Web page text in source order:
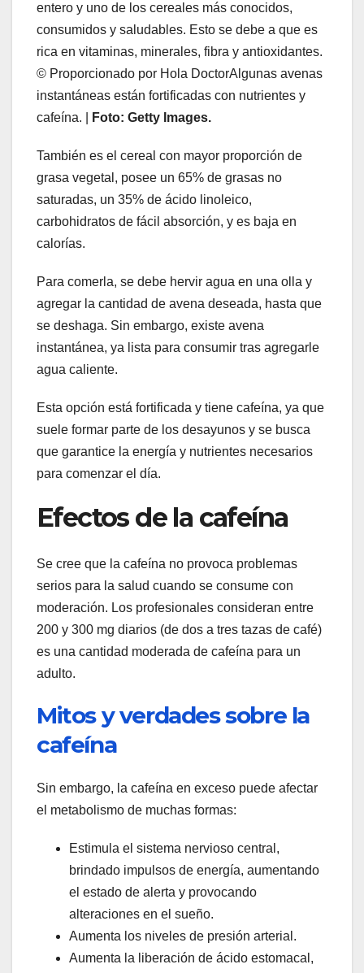
entero y uno de los cereales más conocidos,
consumidos y saludables. Esto se debe a que es
rica en vitaminas, minerales, fibra y antioxidantes.
© Proporcionado por Hola DoctorAlgunas avenas
instantáneas están fortificadas con nutrientes y
cafeína. |
Foto: Getty Images.
También es el cereal con mayor proporción de
grasa vegetal, posee un 65% de grasas no
saturadas, un 35% de ácido linoleico,
carbohidratos de fácil absorción, y es baja en
calorías.
Para comerla, se debe hervir agua en una olla y
agregar la cantidad de avena deseada, hasta que
se deshaga. Sin embargo, existe avena
instantánea, ya lista para consumir tras agregarle
agua caliente.
Esta opción está fortificada y tiene cafeína, ya que
suele formar parte de los desayunos y se busca
que garantice la energía y nutrientes necesarios
para comenzar el día.
Efectos de la cafeína
Se cree que la cafeína no provoca problemas
serios para la salud cuando se consume con
moderación. Los profesionales consideran entre
200 y 300 mg diarios (de dos a tres tazas de café)
es una cantidad moderada de cafeína para un
adulto.
Mitos y verdades sobre la
cafeína
Sin embargo, la cafeína en exceso puede afectar
el metabolismo de muchas formas:
Estimula el sistema nervioso central,
brindado impulsos de energía, aumentando
el estado de alerta y provocando
alteraciones en el sueño.
Aumenta los niveles de presión arterial.
Aumenta la liberación de ácido estomacal,